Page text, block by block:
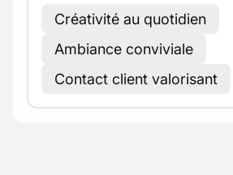
Créativité au quotidien
Ambiance conviviale
Contact client valorisant